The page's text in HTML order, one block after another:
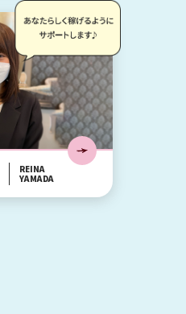
REINA
YAMADA